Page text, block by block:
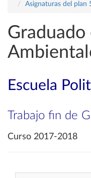
Asignaturas del plan
Graduado
Escuela
Trabajo fin de
Curso 2017-2018